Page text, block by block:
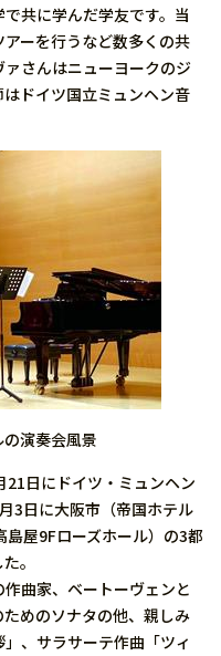
共に学んだ学友です。当
ーを行うなど数多くの共
さんはニューヨークのジ
ドイツ国立ミュンヘン音
演奏会風景
日にドイツ・ミュンヘン
3日に大阪市（帝国ホテル
屋9Fローズホール）の3都
。
曲家、ベートーヴェンと
めのソナタの他、親しみ
、サラサーテ作曲「ツィ